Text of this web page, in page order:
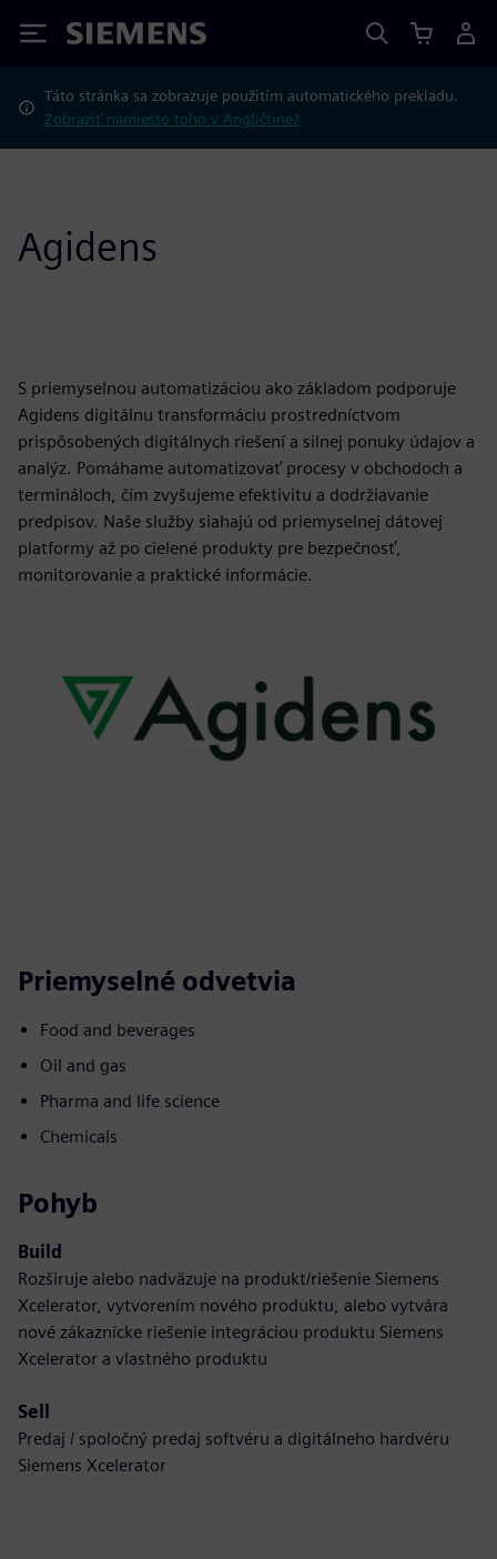
Siemens
Táto stránka sa zobrazuje použitím automatického prekladu.
Zobraziť namiesto toho v Angličtine?
Agidens
S priemyselnou automatizáciou ako základom podporuje
Agidens digitálnu transformáciu prostredníctvom
prispôsobených digitálnych riešení a silnej ponuky údajov a
analýz. Pomáhame automatizovať procesy v obchodoch a
termináloch, čím zvyšujeme efektivitu a dodržiavanie
predpisov. Naše služby siahajú od priemyselnej dátovej
platformy až po cielené produkty pre bezpečnosť,
monitorovanie a praktické informácie.
Priemyselné odvetvia
Food and beverages
Oil and gas
Pharma and life science
Chemicals
Pohyb
Build
Rozširuje alebo nadväzuje na produkt/riešenie Siemens
Xcelerator, vytvorením nového produktu, alebo vytvára
nové zákaznícke riešenie integráciou produktu Siemens
Xcelerator a vlastného produktu
Sell
Predaj / spoločný predaj softvéru a digitálneho hardvéru
Siemens Xcelerator